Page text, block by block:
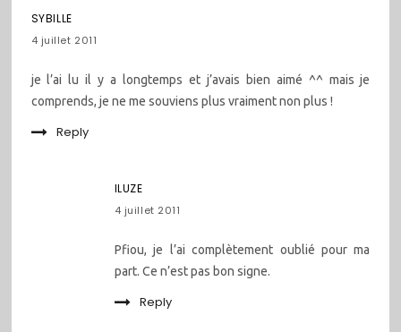
SYBILLE
4 juillet 2011
je l’ai lu il y a longtemps et j’avais bien aimé ^^ mais je
comprends, je ne me souviens plus vraiment non plus !
Reply
ILUZE
4 juillet 2011
Pfiou, je l’ai complètement oublié pour ma
part. Ce n’est pas bon signe.
Reply